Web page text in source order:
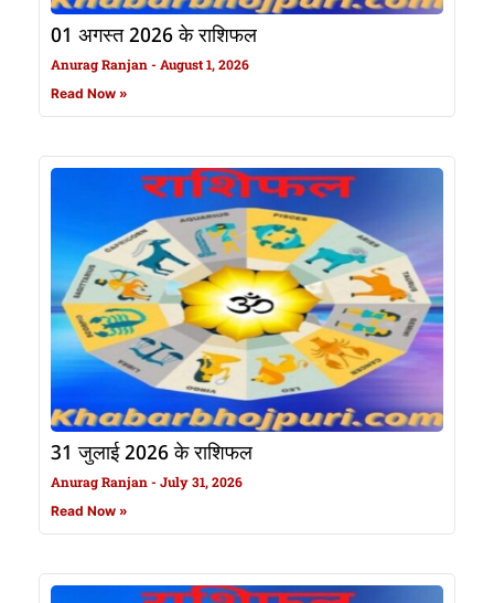
01 अगस्त 2026 के राशिफल
Anurag Ranjan August 1, 2026
Read Now »
31 जुलाई 2026 के राशिफल
Anurag Ranjan July 31, 2026
Read Now »